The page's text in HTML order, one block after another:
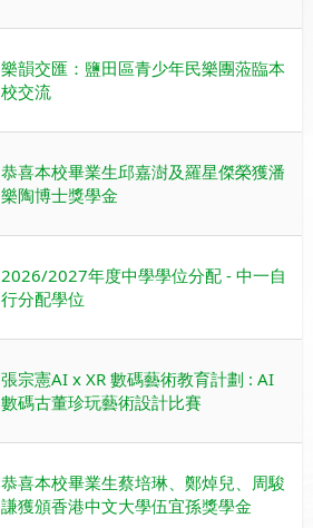
樂韻交匯：鹽田區青少年民樂團蒞臨本
校交流
恭喜本校畢業生邱嘉澍及羅星傑榮獲潘
樂陶博士獎學金
2026/2027年度中學學位分配 - 中一自
行分配學位
張宗憲AI x XR 數碼藝術教育計劃 : AI
數碼古董珍玩藝術設計比賽
恭喜本校畢業生蔡培琳、鄭焯兒、周駿
謙獲頒香港中文大學伍宜孫獎學金